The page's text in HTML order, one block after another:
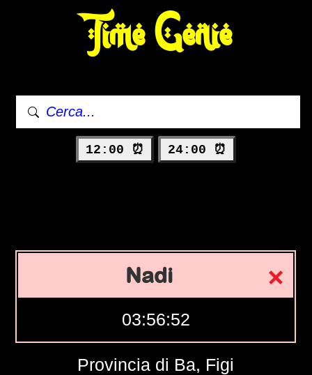
Time Genie
12:00 ⏰ 24:00 ⏰
Nadi
03:56:53
Provincia di Ba, Figi